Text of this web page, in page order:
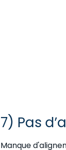
7) Pas
Manque